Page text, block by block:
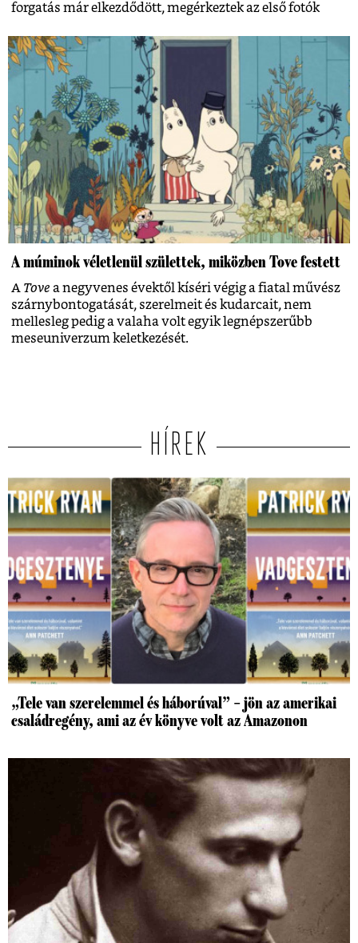
forgatás már elkezdődött, megérkeztek az első fotók
A múminok véletlenül születtek, miközben Tove festett
A Tove a negyvenes évektől kíséri végig a fiatal művész
szárnybontogatását, szerelmeit és kudarcait, nem
mellesleg pedig a valaha volt egyik legnépszerűbb
meseuniverzum keletkezését.
HÍREK
„Tele van szerelemmel és háborúval” – jön az amerikai
családregény, ami az év könyve volt az Amazonon